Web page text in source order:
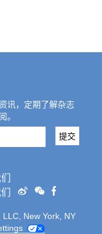
讯，定期了解杂志
。
提交
New York, NY